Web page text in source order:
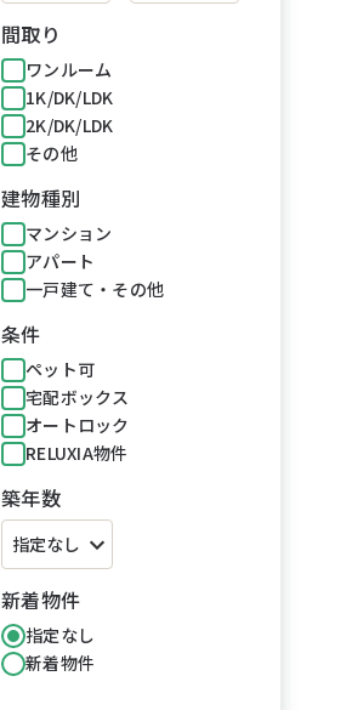
間取り
ワンルーム
1K/DK/LDK
2K/DK/LDK
その他
建物種別
マンション
アパート
一戸建て・その他
条件
ペット可
宅配ボックス
オートロック
RELUXIA物件
築年数
新着物件
指定なし
新着物件